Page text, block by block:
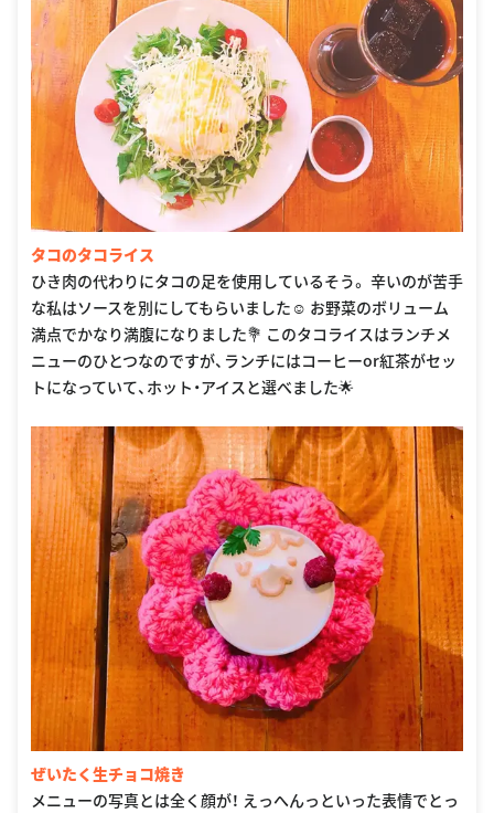
タコのタコライス
ひき肉の代わりにタコの足を使用しているそう。 辛いのが苦手
な私はソースを別にしてもらいました☺︎ お野菜のボリューム
満点でかなり満腹になりました💐 このタコライスはランチメ
ニューのひとつなのですが、ランチにはコーヒーor紅茶がセッ
トになっていて、ホット・アイスと選べました🌟
ぜいたく生チョコ焼き
メニューの写真とは全く顔が！ えっへんっといった表情でとっ